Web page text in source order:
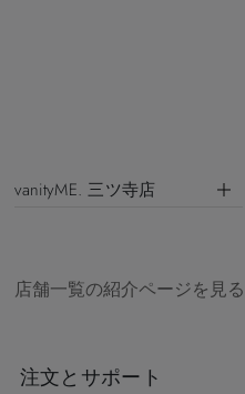
vanityME. 三ツ寺店
店舗一覧の紹介ページを見る
注文とサポート